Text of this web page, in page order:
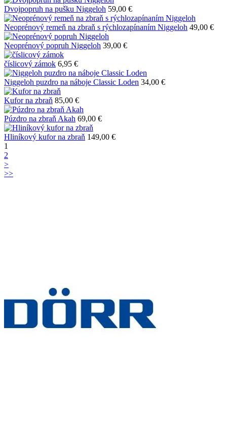
Dvojpopruh na pušku Niggeloh 59,00 €
Neoprénový remeň na zbraň s rýchlozapínaním Niggeloh 49,00 €
Neoprénový popruh Niggeloh 39,00 €
číslicový zámok 6,95 €
Niggeloh puzdro na náboje Classic Loden 34,00 €
Kufor na zbraň 85,00 €
Púzdro na zbraň Akah 69,00 €
Hliníkový kufor na zbraň 149,00 €
1
2
˃
˃˃